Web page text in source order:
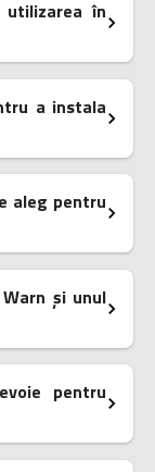
utilizarea în
a instala
aleg pentru
și unul
pentru